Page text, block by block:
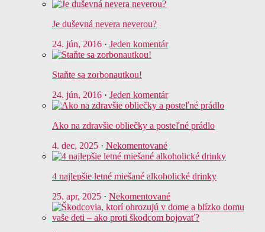
Je duševná nevera neverou?
24. jún, 2016 · Jeden komentár
Staňte sa zorbonautkou!
24. jún, 2016 · Jeden komentár
Ako na zdravšie obliečky a posteľné prádlo
4. dec, 2025 · Nekomentované
4 najlepšie letné miešané alkoholické drinky
25. apr, 2025 · Nekomentované